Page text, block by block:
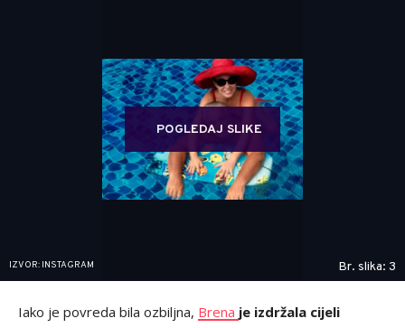
POGLEDAJ SLIKE
IZVOR: INSTAGRAM Br. slika: 3
Iako je povreda bila ozbiljna, Brena je izdržala cijeli